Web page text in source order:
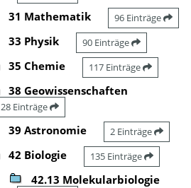
31 Mathematik 96 Einträge
33 Physik 90 Einträge
35 Chemie 117 Einträge
38 Geowissenschaften
28 Einträge
39 Astronomie 2 Einträge
42 Biologie 135 Einträge
42.13 Molekularbiologie